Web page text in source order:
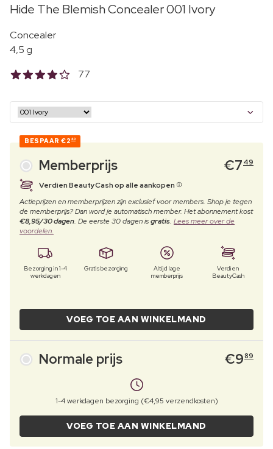
Hide The Blemish Concealer 001 Ivory
Concealer
4,5 g
77
BESPAAR €2 40
Memberprijs €7 49
Verdien BeautyCash op alle aankopen
Actieprijzen en memberprijzen zijn exclusief voor members. Shop je tegen
de memberprijs? Dan word je automatisch member. Het abonnement kost
€8,95/30 dagen. De eerste 30 dagen isgratis. Lees meer over de
voordelen.
Bezorging in 1-4
werkdagen
Gratis bezorging
Altijd lage
memberprijs
Verdien
BeautyCash
VOEG TOE AAN WINKELMAND
Normale prijs €989
1-4 werkdagen bezorging (€4,95 verzendkosten)
VOEG TOE AAN WINKELMAND